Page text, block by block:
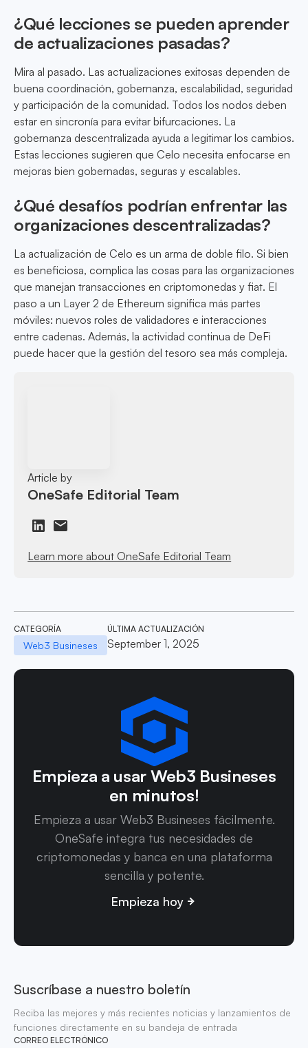
¿Qué lecciones se pueden aprender
de actualizaciones pasadas?
Mira al pasado. Las actualizaciones exitosas dependen de
buena coordinación, gobernanza, escalabilidad, seguridad
y participación de la comunidad. Todos los nodos deben
estar en sincronía para evitar bifurcaciones. La
gobernanza descentralizada ayuda a legitimar los cambios.
Estas lecciones sugieren que Celo necesita enfocarse en
mejoras bien gobernadas, seguras y escalables.
¿Qué desafíos podrían enfrentar las
organizaciones descentralizadas?
La actualización de Celo es un arma de doble filo. Si bien
es beneficiosa, complica las cosas para las organizaciones
que manejan transacciones en criptomonedas y fiat. El
paso a un Layer 2 de Ethereum significa más partes
móviles: nuevos roles de validadores e interacciones
entre cadenas. Además, la actividad continua de DeFi
puede hacer que la gestión del tesoro sea más compleja.
Article by
OneSafe Editorial Team
Learn more about OneSafe Editorial Team
CATEGORÍA
Web3 Busineses
ÚLTIMA ACTUALIZACIÓN
September 1, 2025
Empieza a usar Web3 Busineses
en minutos!
Empieza a usar Web3 Busineses fácilmente.
OneSafe integra tus necesidades de
criptomonedas y banca en una plataforma
sencilla y potente.
Empieza hoy
Suscríbase a nuestro boletín
Reciba las mejores y más recientes noticias y lanzamientos de
funciones directamente en su bandeja de entrada
CORREO ELECTRÓNICO